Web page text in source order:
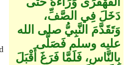
دَخَلَ فِي الصَّفِّ،
وَتَقَدَّمَ النَّبِيُّ صلى الله
عليه وسلم فَصَلَّى
بِالنَّاسِ، فَلَمَّا فَرَغَ أَقْبَلَ